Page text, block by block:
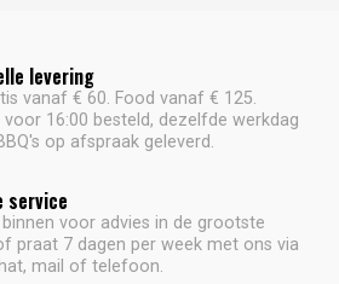
levering
vanaf € 60. Food vanaf € 125.
16:00 besteld, dezelfde werkdag
op afspraak geleverd.
service
voor advies in de grootste
praat 7 dagen per week met ons via
mail of telefoon.